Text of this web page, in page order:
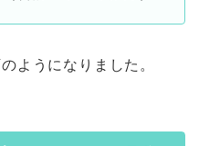
ようになりました。